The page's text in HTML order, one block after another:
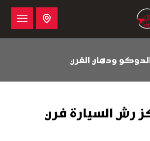
ودهان الفرن
رش السيارة فرن